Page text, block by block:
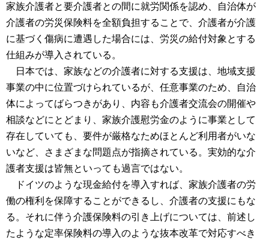
家族介護者と要介護者との間に就労関係を認め、自治体が
介護者の労災保険料を全額負担することで、介護者が介護
に基づく傷病に遭遇した場合には、労災の給付対象とする
仕組みが導入されている。
日本では、家族などの介護者に対する支援は、地域支援
事業の中に位置づけられているが、任意事業のため、自治
体によってばらつきがあり、内容も介護者交流会の開催や
相談などにとどまり、家族介護慰労金のように事業として
存在していても、要件が厳格なためほとんど利用者がいな
いなど、さまざまな問題点が指摘されている。実効的な介
護者支援は皆無といっても過言ではない。
ドイツのような現金給付を導入すれば、家族介護者の労
働の権利を保障することができるし、介護者の支援にもな
る。それに伴う介護保険料の引き上げについては、前述し
たような定率保険料の導入のような抜本改革で対応すべき